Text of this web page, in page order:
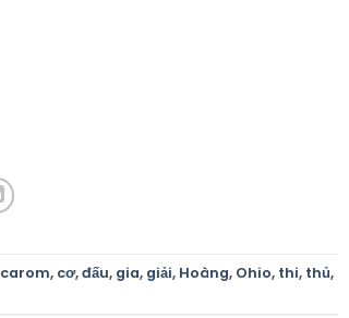
carom, cơ,đấu, gia, giải, Hoàng, Ohio, thi, thủ,